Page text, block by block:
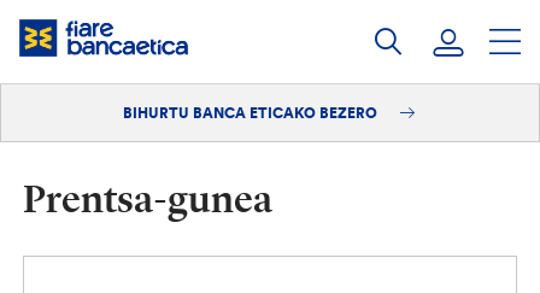
Pasatu
edukia
Bihurtu bezero
BIHURTU BANCA ETICAKO BEZERO
Prentsa-gunea